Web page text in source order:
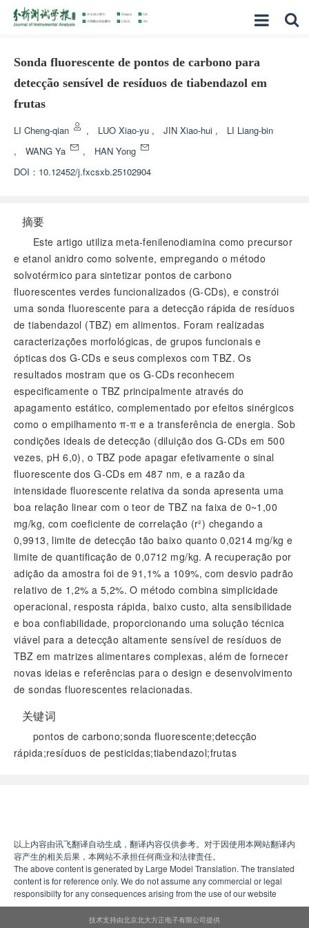
Sonda fluorescente de pontos de carbono para
detecção sensível de resíduos de tiabendazol em
frutas
LI Cheng-qian , LUO Xiao-yu , JIN Xiao-hui ,
LI Liang-bin
,
WANG Ya ,
HAN Yong
DOI： 10.12452/j.fxcsxb.25102904
摘要
Este artigo utiliza meta-fenilenodiamina como precursor
e etanol anidro como solvente, empregando o método
solvotérmico para sintetizar pontos de carbono
fluorescentes verdes funcionalizados (G-CDs), e constrói
uma sonda fluorescente para a detecção rápida de resíduos
de tiabendazol (TBZ) em alimentos. Foram realizadas
caracterizações morfológicas, de grupos funcionais e
ópticas dos G-CDs e seus complexos com TBZ. Os
resultados mostram que os G-CDs reconhecem
especificamente o TBZ principalmente através do
apagamento estático, complementado por efeitos sinérgicos
como o empilhamento π-π e a transferência de energia. Sob
condições ideais de detecção (diluição dos G-CDs em 500
vezes, pH 6,0), o TBZ pode apagar efetivamente o sinal
fluorescente dos G-CDs em 487 nm, e a razão da
intensidade fluorescente relativa da sonda apresenta uma
boa relação linear com o teor de TBZ na faixa de 0~1,00
mg/kg, com coeficiente de correlação (r²) chegando a
0,9913, limite de detecção tão baixo quanto 0,0214 mg/kg e
limite de quantificação de 0,0712 mg/kg. A recuperação por
adição da amostra foi de 91,1% a 109%, com desvio padrão
relativo de 1,2% a 5,2%. O método combina simplicidade
operacional, resposta rápida, baixo custo, alta sensibilidade
e boa confiabilidade, proporcionando uma solução técnica
viável para a detecção altamente sensível de resíduos de
TBZ em matrizes alimentares complexas, além de fornecer
novas ideias e referências para o design e desenvolvimento
de sondas fluorescentes relacionadas.
关键词
pontos de carbono;sonda fluorescente;detecção
rápida;resíduos de pesticidas;tiabendazol;frutas
以上内容由讯飞翻译自动生成，翻译内容仅供参考。对于因使用本网站翻译内
容产生的相关后果，本网站不承担任何商业和法律责任。
The above content is generated by Large Model Translation. The translated
content is for reference only. We do not assume any commercial or legal
responsibilty for any consequences arising from the use of our website
技术支持由北京北大方正电子有限公司提供